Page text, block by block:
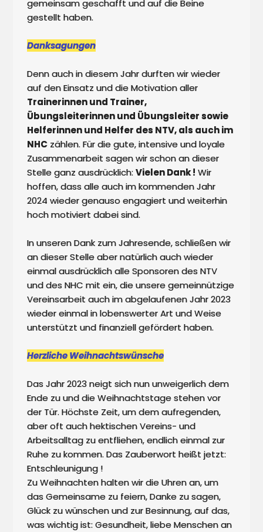
gemeinsam geschafft und auf die Beine
gestellt haben.
Danksagungen
Denn auch in diesem Jahr durften wir wieder
Trainerinnen und Trainer,
Übungsleiterinnen und Übungsleiter sowie
Helferinnen und Helfer des NTV, als auch im
NHC zählen. Für die gute, intensive und loyale
Zusammenarbeit sagen wir schon an dieser
Stelle ganz ausdrücklich: Vielen Dank ! Wir
hoffen, dass alle auch im kommenden Jahr
2024 wieder genauso engagiert und weiterhin
hoch motiviert dabei sind.
In unseren Dank zum Jahresende, schließen wir
an dieser Stelle aber natürlich auch wieder
einmal ausdrücklich alle Sponsoren des NTV
und des NHC mit ein, die unsere gemeinnützige
Vereinsarbeit auch im abgelaufenen Jahr 2023
wieder einmal in lobenswerter Art und Weise
unterstützt und finanziell gefördert haben.
Herzliche Weihnachtswünsche
Das Jahr 2023 neigt sich nun unweigerlich dem
Ende zu und die Weihnachtstage stehen vor
der Tür. Höchste Zeit, um dem aufregenden,
aber oft auch hektischen Vereins- und
Arbeitsalltag zu entfliehen, endlich einmal zur
Ruhe zu kommen. Das Zauberwort heißt jetzt:
Entschleunigung !
Zu Weihnachten halten wir die Uhren an, um
das Gemeinsame zu feiern, Danke zu sagen,
Glück zu wünschen und zur Besinnung, auf das,
was wichtig ist: Gesundheit, liebe Menschen an